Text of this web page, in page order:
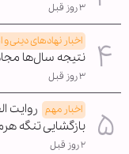
۳ روز قبل
اخبار نهادهای دینی
نتیجه سال‌ها
۳ روز قبل
اخبار مهم روایت
بازگشایی تنگه
۲ روز قبل